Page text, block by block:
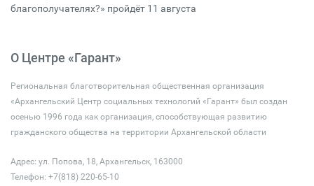
благополучателях?» пройдёт 11 августа
О Центре «Гарант»
Региональная благотворительная общественная организация
«Архангельский Центр социальных технологий «Гарант» был создан
осенью 1996 года как организация, способствующая развитию
гражданского общества на территории Архангельской области
Адрес: ул. Попова, 18, Архангельск, 163000
Телефон: +7(818) 220-65-10